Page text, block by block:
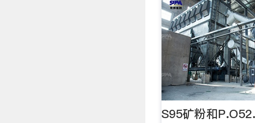
S95矿粉和